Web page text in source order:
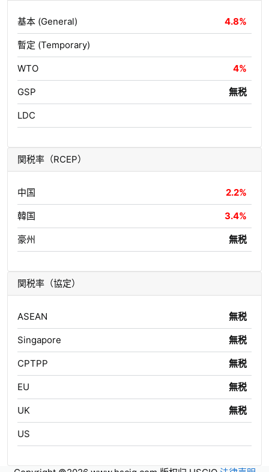
基本 (General) 4.8%
暫定 (Temporary)
WTO 4%
GSP 無税
LDC
関税率（RCEP）
中国 2.2%
韓国 3.4%
豪州 無税
関税率（協定）
ASEAN 無税
Singapore 無税
CPTPP 無税
EU 無税
UK 無税
US